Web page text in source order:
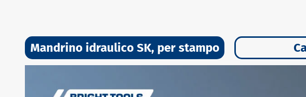
Mandrino idraulico SK, per stampo